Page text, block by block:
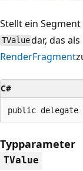
Stellt ein
TValuedar, das
RenderFragment
C#
public delegate
Typparameter
TValue